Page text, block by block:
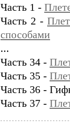
Часть 1 -
Часть 2 -
способами
...
Часть 34 -
Часть 35 -
Часть 36 -
Часть 37 -